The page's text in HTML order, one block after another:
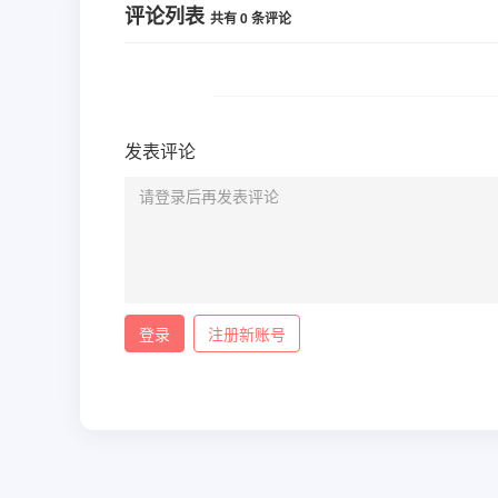
评论列表 共有0条评论
发表评论
登录 注册新账号